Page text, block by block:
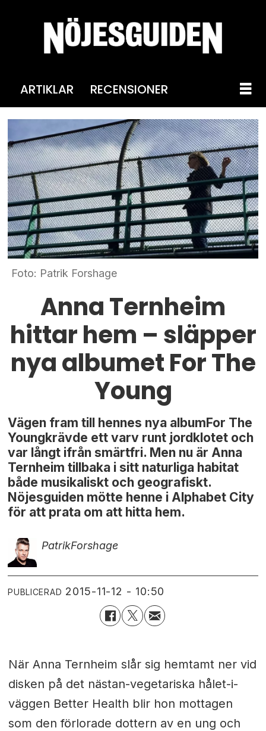
ARTIKLAR RECENSIONER
Foto: Patrik Forshage
Anna Ternheim
hittar hem – släpper
nya albumet For The
Young
Vägen fram till hennes nya albumFor The
Youngkrävde ett varv runt jordklotet och
var långt ifrån smärtfri. Men nu är Anna
Ternheim tillbaka i sitt naturliga habitat
både musikaliskt och geografiskt.
Nöjesguiden mötte henne i Alphabet City
för att prata om att hitta hem.
PatrikForshage
PUBLICERAD 2015-11-12 - 10:50
När Anna Ternheim slår sig hemtamt ner vid
disken på det nästan-vegetariska hålet-i-
väggen Better Health blir hon mottagen
som den förlorade dottern av en ung och